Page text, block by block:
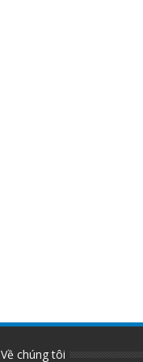
Về chúng tôi